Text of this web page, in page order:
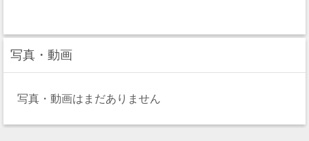
写真・動画
写真・動画はまだありません